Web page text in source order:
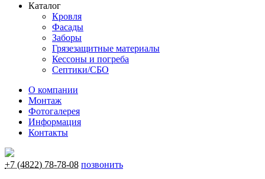
Каталог
Кровля
Фасады
Заборы
Грязезащитные материалы
Кессоны и погреба
Септики/СБО
О компании
Монтаж
Фотогалерея
Информация
Контакты
+7 (4822) 78-78-08 позвонить